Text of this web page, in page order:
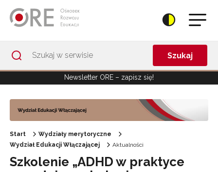
Szukaj
Newsletter ORE – zapisz się!
Start
Wydziały merytoryczne
Wydział Edukacji Włączającej
Aktualności
Szkolenie „ADHD w praktyce